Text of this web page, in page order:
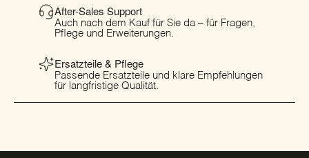
After-Sales Support
Auch nach dem Kauf für Sie da – für Fragen,
Pflege und Erweiterungen.
Ersatzteile & Pflege
Passende Ersatzteile und klare Empfehlungen
für langfristige Qualität.